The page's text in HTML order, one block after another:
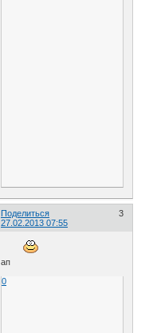
Поделиться
3
27.02.2013 07:55
ап
0